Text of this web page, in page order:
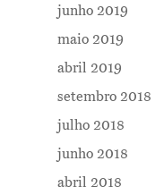
junho 2019
maio 2019
abril 2019
setembro 2018
julho 2018
junho 2018
abril 2018